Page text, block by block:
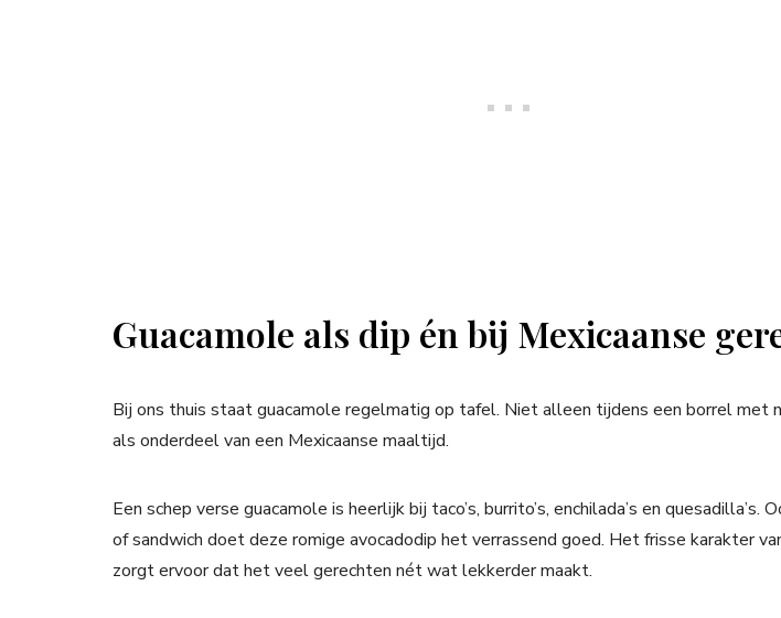
Guacamole als dip én bij Mexicaanse
Bij ons thuis staat guacamole regelmatig op tafel. Niet alleen tijdens een borrel met
als onderdeel van een Mexicaanse maaltijd.
Een schep verse guacamole is heerlijk bij taco’s, burrito’s, enchilada’s en quesadilla’s.
of sandwich doet deze romige avocadodip het verrassend goed. Het frisse karakter
zorgt ervoor dat het veel gerechten nét wat lekkerder maakt.